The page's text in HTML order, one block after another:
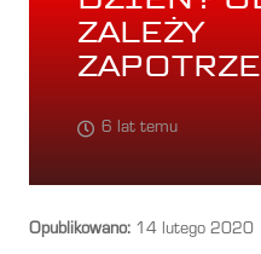
ZALEŻY
6 lat temu
Opublikowano: 14 lutego 2020